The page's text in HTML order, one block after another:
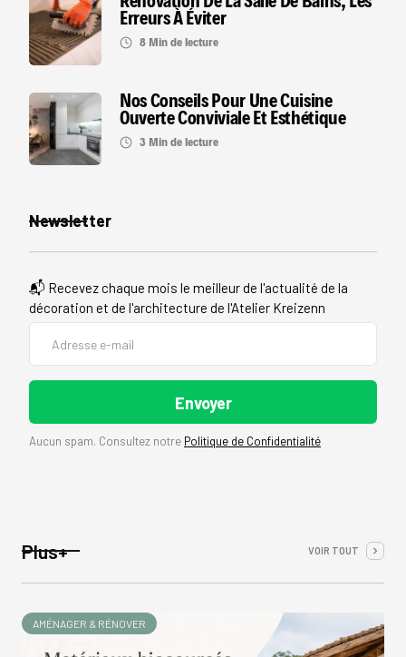
Erreurs À Éviter
8 Min de lecture
Nos Conseils Pour Une Cuisine
Ouverte Conviviale Et Esthétique
3 Min de lecture
Newsletter
📬 Recevez chaque mois le meilleur de l'actualité de la
décoration et de l'architecture de l'Atelier Kreizenn
Aucun spam. Consultez notre Politique de Confidentialité
Plus+ VOIR TOUT
AMÉNAGER & RÉNOVER